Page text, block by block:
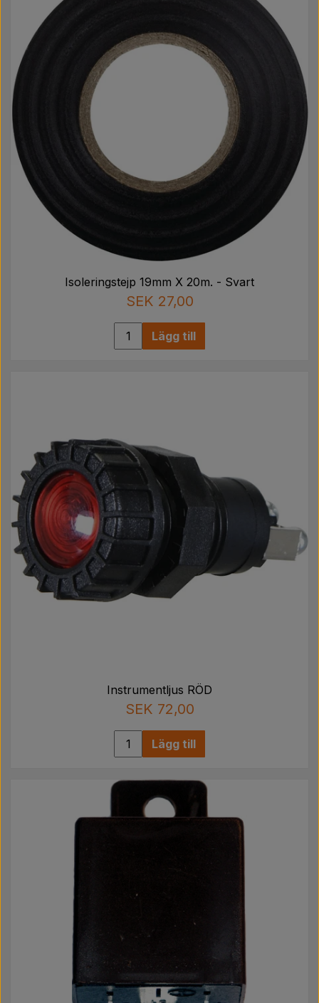
Isoleringstejp 19mm X 20m. - Svart
SEK 27,00
Lägg till
Instrumentljus RÖD
SEK 72,00
Lägg till